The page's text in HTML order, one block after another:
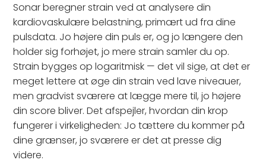
Sonar beregner strain ved at analysere din
kardiovaskulære belastning, primært ud fra dine
pulsdata. Jo højere din puls er, og jo længere den
holder sig forhøjet, jo mere strain samler du op.
Strain bygges op logaritmisk — det vil sige, at det er
meget lettere at øge din strain ved lave niveauer,
men gradvist sværere at lægge mere til, jo højere
din score bliver. Det afspejler, hvordan din krop
fungerer i virkeligheden: Jo tættere du kommer på
dine grænser, jo sværere er det at presse dig
videre.